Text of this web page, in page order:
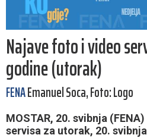
Najave foto i video
godine (utorak)
FENAEmanuel Soca, Foto: Logo
MOSTAR, 20. svibnja
servisa za utorak, 20.